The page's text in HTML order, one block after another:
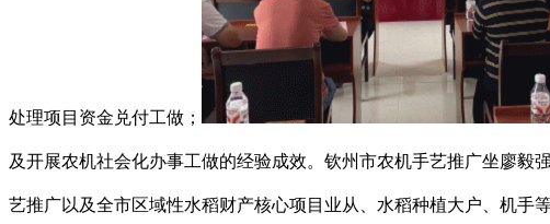
处理项目资金兑付工做；
及开展农机社会化办事工做的经验成效。钦州市农机手艺推广坐廖
艺推广以及全市区域性水稻财产核心项目业从、水稻种植大户、机手